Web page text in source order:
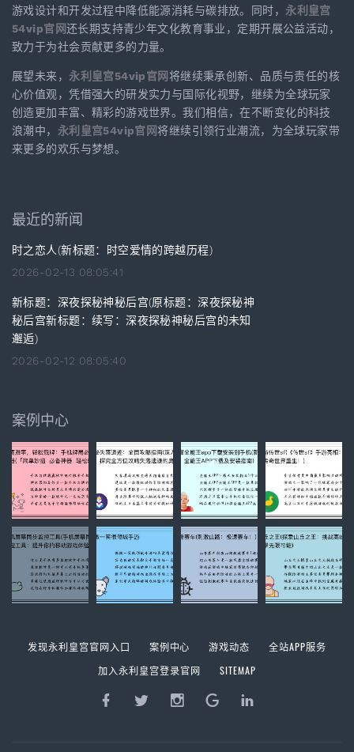
游戏设计和开发过程中降低能源消耗与碳排放。同时， 永利皇宫
54vip官网还长期支持青少年文化教育事业，定期开展公益活动，
致力于为社会贡献更多的力量。
展望未来， 永利皇宫54vip官网 将继续秉承创新、品质与责任的核
心价值观，凭借强大的研发实力与国际化视野，继续为全球玩家
创造更加丰富、精彩的游戏世界。我们相信，在不断变化的科技
浪潮中， 永利皇宫54vip官网将继续引领行业潮流，为全球玩家带
来更多的欢乐与梦想。
最近的新闻
时之恋人(新标题：时空爱情的跨越历程)
2026-02-13 08:05:41
新标题：深夜探秘神秘后宫(原标题：深夜探秘神
秘后宫新标题：续写：深夜探秘神秘后宫的未知
邂逅)
2026-02-12 08:05:40
案例中心
发现永利皇宫官网入口 案例中心 游戏动态
全站APP服务
加入永利皇宫登录官网
SITEMAP